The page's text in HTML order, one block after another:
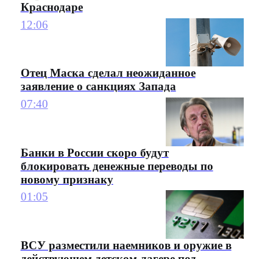
Краснодаре
12:06
Отец Маска сделал неожиданное
заявление о санкциях Запада
07:40
Банки в России скоро будут
блокировать денежные переводы по
новому признаку
01:05
ВСУ разместили наемников и оружие в